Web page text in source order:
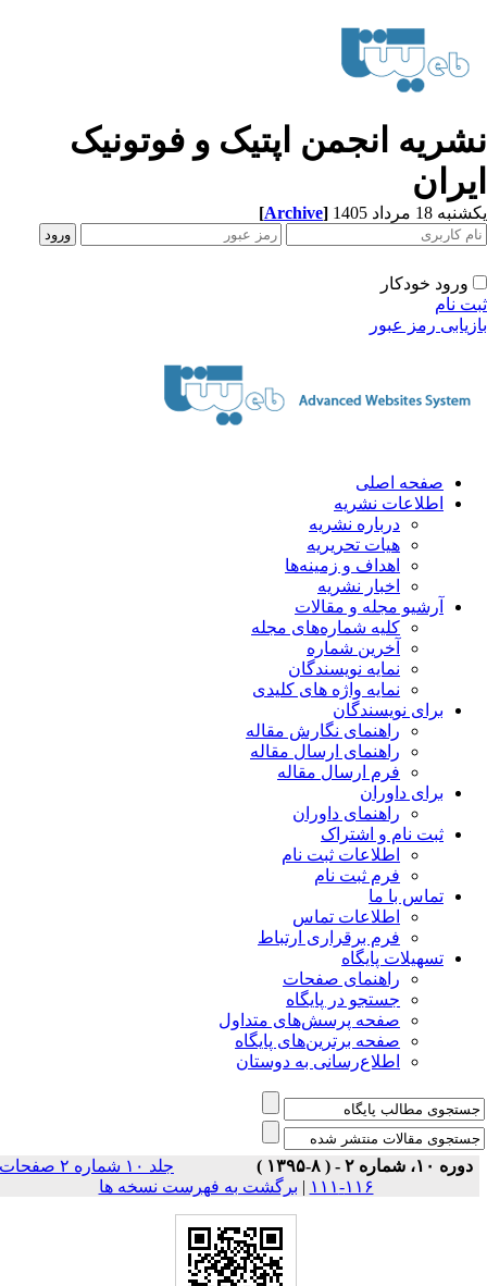
انجمن اپتیک و فوتونیک
18 مرداد 1405 [Archive]
ورود خودکار
نام
رمز عبور
صفحه اصلی
اطلاعات نشریه
درباره نشریه
هیات تحریریه
اهداف و زمینه‌ها
اخبار نشریه
آرشیو مجله و مقالات
کلیه شماره‌های مجله
آخرین شماره
نمایه نویسندگان
نمایه واژه های کلیدی
برای نویسندگان
راهنمای نگارش مقاله
راهنمای ارسال مقاله
فرم ارسال مقاله
برای داوران
راهنمای داوران
ثبت نام و اشتراک
اطلاعات ثبت نام
فرم ثبت نام
تماس با ما
اطلاعات تماس
فرم برقراری ارتباط
تسهیلات پایگاه
راهنمای صفحات
جستجو در پایگاه
صفحه پرسش‌های متداول
صفحه برترین‌های پایگاه
اطلاع‌رسانی به دوستان
دوره ۱۰، شماره ۲ - ( ۸-۱۳۹۵ )
جلد ۱۰ شماره ۲ صفحات
۱۱۶-۱۱۱
| برگشت به فهرست نسخه ها